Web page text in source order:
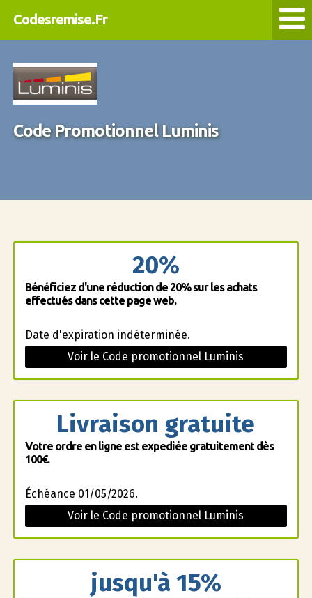
Codesremise.Fr
Code Promotionnel Luminis
20%
Bénéficiez d'une réduction de 20% sur les achats
effectués dans cette page web.
Date d'expiration indéterminée.
Voir le Code promotionnel Luminis
Livraison gratuite
Votre ordre en ligne est expediée gratuitement dès
100€.
Échéance 01/05/2026.
Voir le Code promotionnel Luminis
jusqu'à 15%